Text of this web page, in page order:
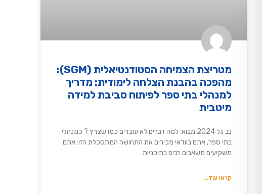
מטריצת הצמיחה הסטודנטיאלית (SGM):
מהפכה בהבנת הצלחה לימודית: מדריך
למנהלי בתי ספר לפיתוח סביבת למידה
מיטבית
נב גל 2024 מבוא: למה דברים לא עובדים כמו שצריך? כמנהלי
בתי ספר, אתם בוודאי מכירים את התחושה המתסכלת הזו: אתם
משקיעים משאבים רבים בתוכניות
קראו עוד...